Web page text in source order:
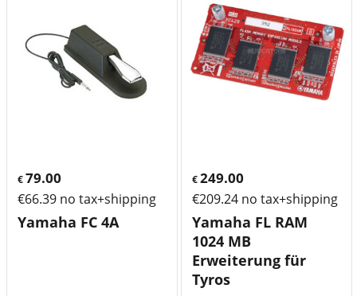
€79.00
€66.39 no tax+shipping
Yamaha FC 4A
€249.00
€209.24 no tax+shipping
Yamaha FL RAM
1024 MB
Erweiterung für
Tyros